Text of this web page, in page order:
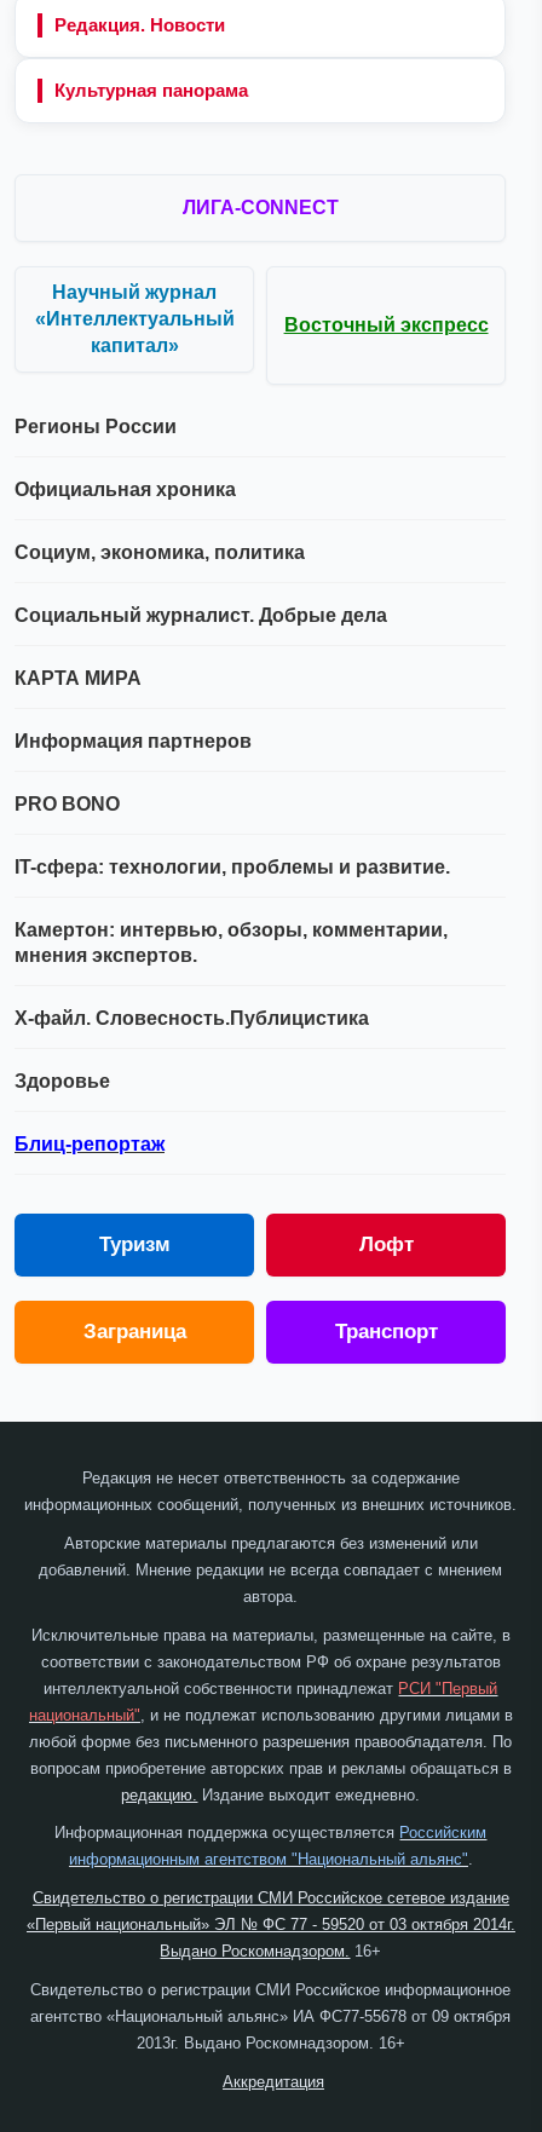
Редакция. Новости
Культурная панорама
ЛИГА-CONNECT
Научный журнал
«Интеллектуальный
капитал»
Восточный экспресс
Регионы России
Официальная хроника
Социум, экономика, политика
Социальный журналист. Добрые дела
КАРТА МИРА
Информация партнеров
PRO BONO
IT-сфера: технологии, проблемы и развитие.
Камертон: интервью, обзоры, комментарии,
мнения экспертов.
Х-файл. Словесность.Публицистика
Здоровье
Блиц-репортаж
Туризм Лофт
Заграница Транспорт
Редакция не несет ответственность за содержание
информационных сообщений, полученных из внешних источников.
Авторские материалы предлагаются без изменений или
добавлений. Мнение редакции не всегда совпадает с мнением
автора.
Исключительные права на материалы, размещенные на сайте, в
соответствии с законодательством РФ об охране результатов
интеллектуальной собственности принадлежат РСИ "Первый
национальный" , и не подлежат использованию другими лицами в
любой форме без письменного разрешения правообладателя. По
вопросам приобретение авторских прав и рекламы обращаться в
редакцию. Издание выходит ежедневно.
Информационная поддержка осуществляется Российским
информационным агентством "Национальный альянс".
Свидетельство о регистрации СМИ Российское сетевое издание
«Первый национальный» ЭЛ № ФС 77 - 59520 от 03 октября 2014г.
Выдано Роскомнадзором. 16+
Свидетельство о регистрации СМИ Российское информационное
агентство «Национальный альянс» ИА ФС77-55678 от 09 октября
2013г. Выдано Роскомнадзором. 16+
Аккредитация